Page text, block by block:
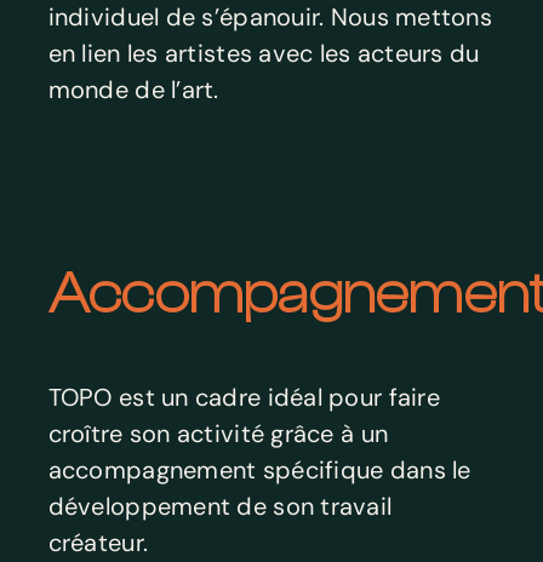
individuel de s’épanouir. Nous mettons
en lien les artistes avec les acteurs du
monde de l’art.
TOPO est un cadre idéal pour faire
croître son activité grâce à un
accompagnement spécifique dans le
développement de son travail
créateur.